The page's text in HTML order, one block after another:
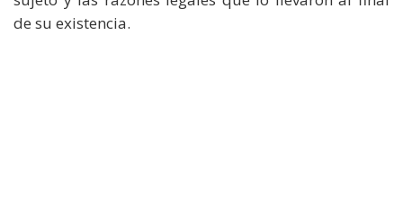
de su existencia.